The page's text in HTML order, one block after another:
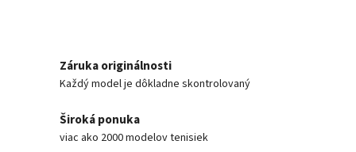
Záruka originálnosti
Každý model je dôkladne skontrolovaný
Široká ponuka
viac ako 2000 modelov tenisiek